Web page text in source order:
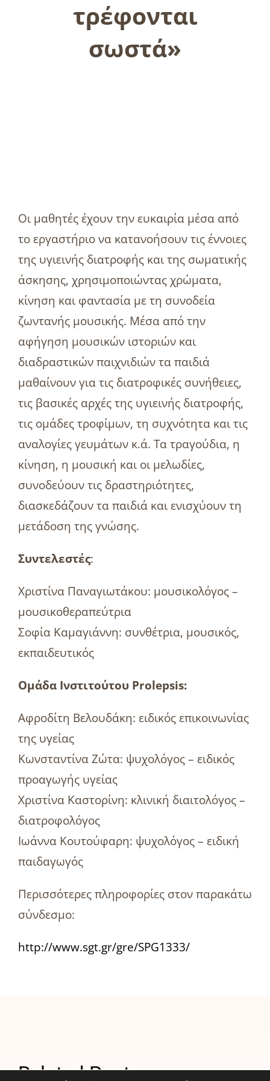
τρέφονται
σωστά»
Οι μαθητές έχουν την ευκαιρία μέσα από
το εργαστήριο να κατανοήσουν τις έννοιες
της υγιεινής διατροφής και της σωματικής
άσκησης, χρησιμοποιώντας χρώματα,
κίνηση και φαντασία με τη συνοδεία
ζωντανής μουσικής. Μέσα από την
αφήγηση μουσικών ιστοριών και
διαδραστικών παιχνιδιών τα παιδιά
μαθαίνουν για τις διατροφικές συνήθειες,
τις βασικές αρχές της υγιεινής διατροφής,
τις ομάδες τροφίμων, τη συχνότητα και τις
αναλογίες γευμάτων κ.ά. Τα τραγούδια, η
κίνηση, η μουσική και οι μελωδίες,
συνοδεύουν τις δραστηριότητες,
διασκεδάζουν τα παιδιά και ενισχύουν τη
μετάδοση της γνώσης.
Συντελεστές:
Χριστίνα Παναγιωτάκου: μουσικολόγος –
μουσικοθεραπεύτρια
Σοφία Καμαγιάννη: συνθέτρια, μουσικός,
εκπαιδευτικός
Ομάδα Ινστιτούτου Prolepsis:
Αφροδίτη Βελουδάκη: ειδικός επικοινωνίας
της υγείας
Κωνσταντίνα Ζώτα: ψυχολόγος – ειδικός
προαγωγής υγείας
Χριστίνα Καστορίνη: κλινική διαιτολόγος –
διατροφολόγος
Ιωάννα Κουτούφαρη: ψυχολόγος – ειδική
παιδαγωγός
Περισσότερες πληροφορίες στον παρακάτω
σύνδεσμο:
http://www.sgt.gr/gre/SPG1333/
Related Posts
Βασιλόπουλος: